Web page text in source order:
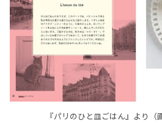
『パリのひと皿ごはん』より（